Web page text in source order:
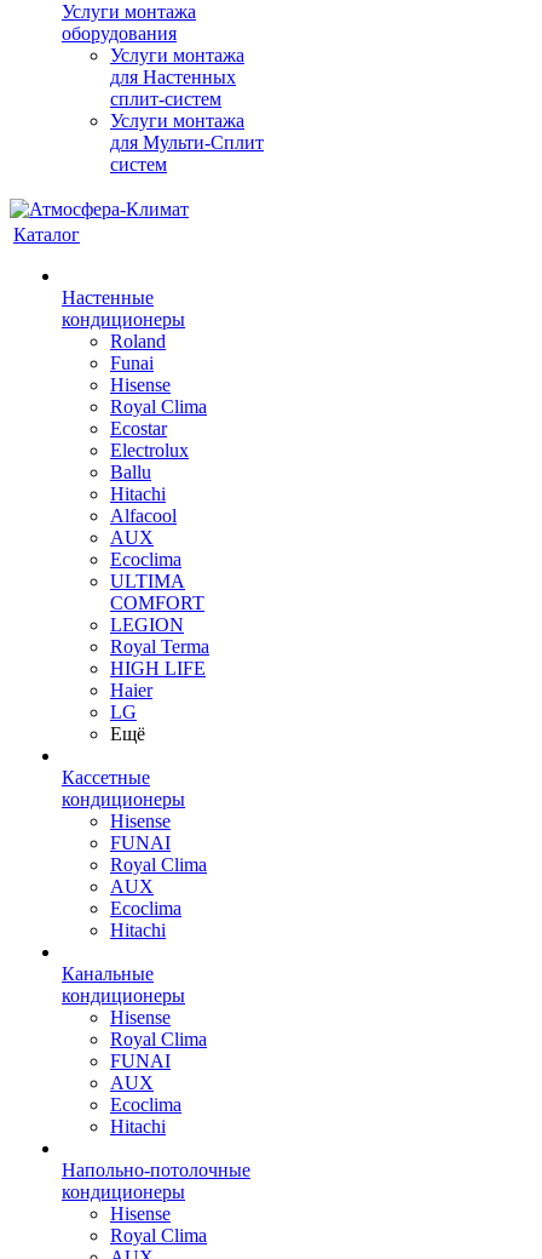
Услуги монтажа
оборудования
Услуги монтажа
для Настенных
сплит-систем
Услуги монтажа
для Мульти-Сплит
систем
Каталог
Настенные
кондиционеры
Roland
Funai
Hisense
Royal Clima
Ecostar
Electrolux
Ballu
Hitachi
Alfacool
AUX
Ecoclima
ULTIMA
COMFORT
LEGION
Royal Terma
HIGH LIFE
Haier
LG
Ещё
Кассетные
кондиционеры
Hisense
FUNAI
Royal Clima
AUX
Ecoclima
Hitachi
Канальные
кондиционеры
Hisense
Royal Clima
FUNAI
AUX
Ecoclima
Hitachi
Напольно-потолочные
кондиционеры
Hisense
Royal Clima